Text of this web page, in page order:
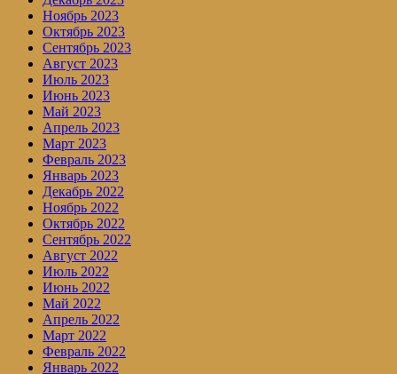
Ноябрь 2023
Октябрь 2023
Сентябрь 2023
Август 2023
Июль 2023
Июнь 2023
Май 2023
Апрель 2023
Март 2023
Февраль 2023
Январь 2023
Декабрь 2022
Ноябрь 2022
Октябрь 2022
Сентябрь 2022
Август 2022
Июль 2022
Июнь 2022
Май 2022
Апрель 2022
Март 2022
Февраль 2022
Январь 2022